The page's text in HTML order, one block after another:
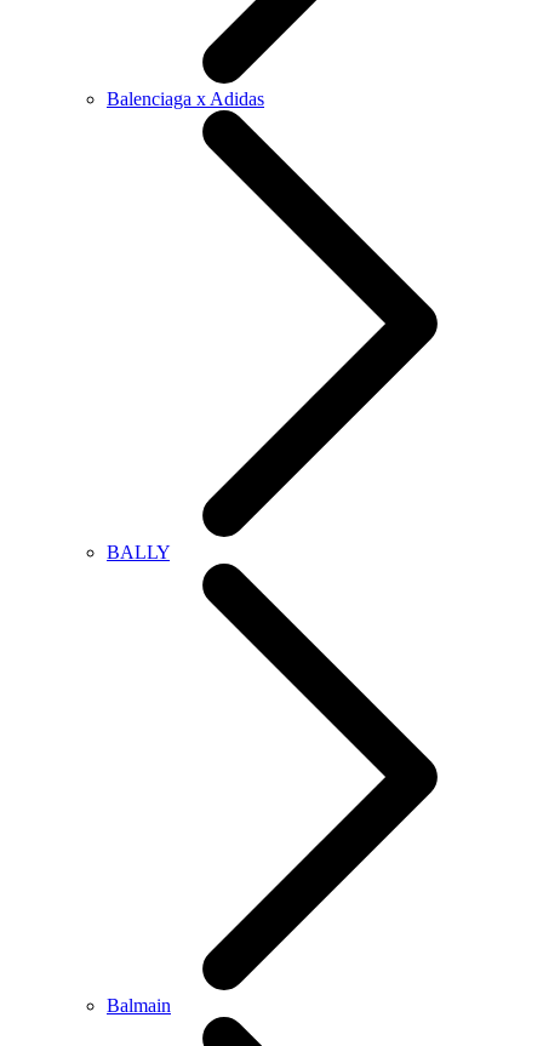
Balenciaga x Adidas
BALLY
Balmain